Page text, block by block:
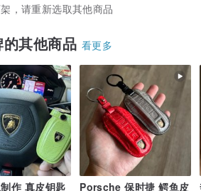
，请重新选取其他商品
其他商品 看更多
作 真皮钥匙
Porsche 保时捷 鳄鱼皮